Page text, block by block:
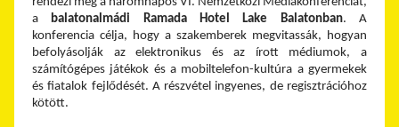
a balatonalmádi Ramada Hotel Lake Balatonban. A
konferencia célja, hogy a szakemberek megvitassák, hogyan
befolyásolják az elektronikus és az írott médiumok, a
számítógépes játékok és a mobiltelefon-kultúra a gyermekek
és fiatalok fejlődését. A részvétel ingyenes, de regisztrációhoz
kötött.